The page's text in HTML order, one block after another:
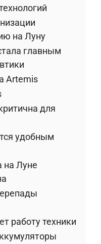
на Луну
главным
Artemis
для
удобным
на Луне
работу техники